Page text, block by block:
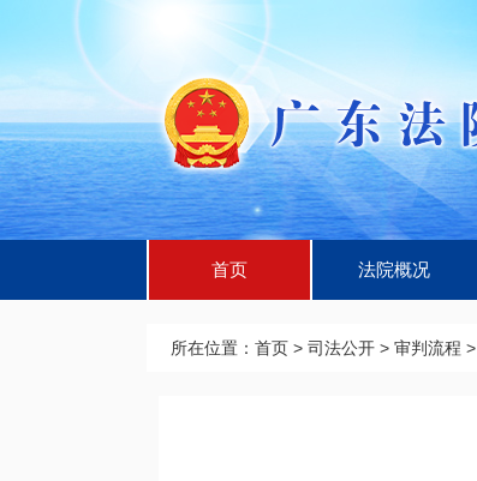
首页 法院概况
所在位置： 首页 > 司法公开 > 审判流程 >